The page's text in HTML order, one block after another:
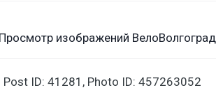
Просмотр изображений ВелоВолгоград
Post ID: 41281, Photo ID: 457263052